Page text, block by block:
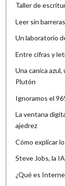
Taller de
Leer sin
Un laboratorio
Entre cifras y
Una canica
Plutón
Ignoramos el
La ventana
ajedrez
Cómo explicar
Steve Jobs, la
¿Qué es